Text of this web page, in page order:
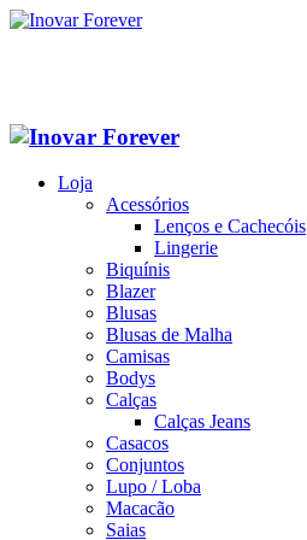
Loja
Acessórios
Lenços e Cachecóis
Lingerie
Biquínis
Blazer
Blusas
Blusas de Malha
Camisas
Bodys
Calças
Calças Jeans
Casacos
Conjuntos
Lupo / Loba
Macacão
Saias